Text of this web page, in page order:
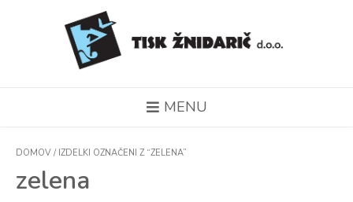
MENU
DOMOV / IZDELKI OZNAČENI Z “ZELENA”
zelena